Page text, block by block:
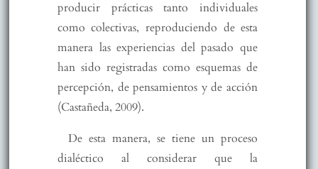
producir prácticas tanto individuales
como colectivas, reproduciendo de esta
manera las experiencias del pasado que
han sido registradas como esquemas de
percepción, de pensamientos y de acción
(Castañeda, 2009).
De esta manera, se tiene un proceso
dialéctico al considerar que la